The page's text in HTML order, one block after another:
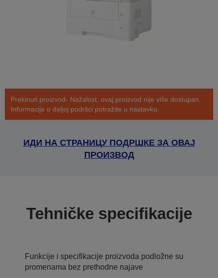
Prekinuti proizvod- Nažalost, ovaj proizvod nije više dostupan.
Informacije o daljoj podršci potražite u nastavku.
ИДИ НА СТРАНИЦУ ПОДРШКЕ ЗА ОВАЈ
ПРОИЗВОД
Tehničke specifikacije
Funkcije i specifikacije proizvoda podložne su
promenama bez prethodne najave